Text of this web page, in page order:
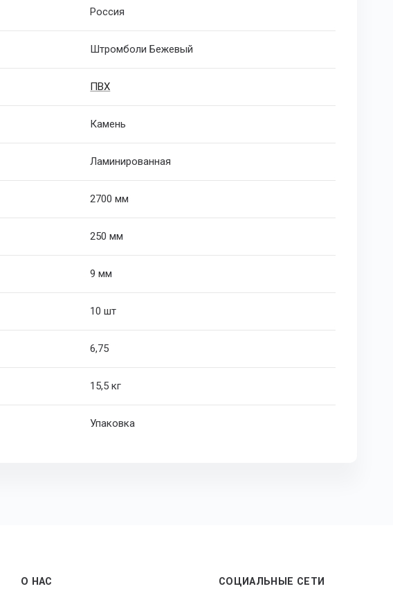
Россия
Штромболи Бежевый
ПВХ
Камень
Ламинированная
2700 мм
250 мм
9 мм
10 шт
6,75
15,5 кг
Упаковка
О НАС СОЦИАЛЬНЫЕ СЕТИ